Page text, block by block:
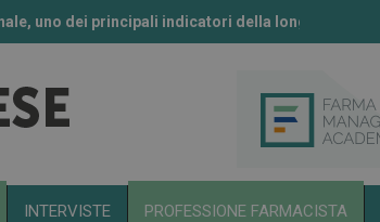
uno dei principali indicatori della longevità
farmaci: l’uso dell’IA secondo l’Aifa
INTERVISTE PROFESSIONE FARMACISTA